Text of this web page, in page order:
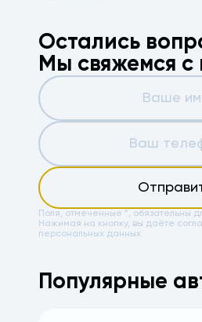
Остались
Мы свяжемся с
Поля, отмеченные *, обязательны
Нажимая на кнопку, вы даёте
персональных данных.
Популярные